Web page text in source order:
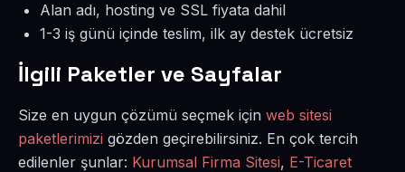
Alan adı, hosting ve SSL fiyata dahil
1-3 iş günü içinde teslim, ilk ay destek ücretsiz
İlgili Paketler ve Sayfalar
Size en uygun çözümü seçmek için web sitesi
paketlerimizi gözden geçirebilirsiniz. En çok tercih
edilenler şunlar: Kurumsal Firma Sitesi, E-Ticaret